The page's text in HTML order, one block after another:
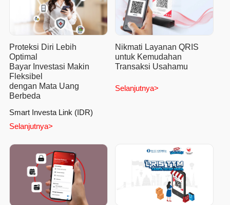
Proteksi Diri Lebih
Optimal
Bayar Investasi Makin
Fleksibel
dengan Mata Uang
Berbeda
Smart Investa Link (IDR)
Selanjutnya>
Nikmati Layanan QRIS
untuk Kemudahan
Transaksi Usahamu
Selanjutnya>